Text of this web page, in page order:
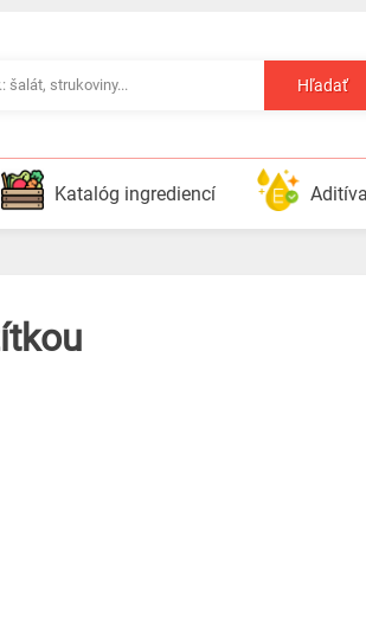
Hľadať
Katalóg ingrediencí